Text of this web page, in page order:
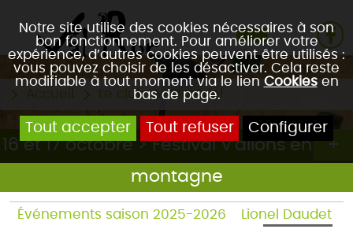
Notre site utilise des cookies nécessaires à son
bon fonctionnement. Pour améliorer votre
expérience, d’autres cookies peuvent être utilisés :
vous pouvez choisir de les désactiver. Cela reste
modifiable à tout moment via le lien Cookiesen
bas de page.
Tout accepter Tout refuser Configurer
Accueil Le club Matériel
16 et 17 octobre > Festival V'allons en
montagne
Événements saison 2025-2026
Lionel Daudet